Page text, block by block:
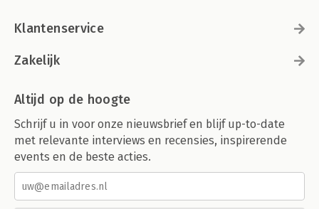
Klantenservice
Zakelijk
Altijd op de hoogte
Schrijf u in voor onze nieuwsbrief en blijf up-to-date
met relevante interviews en recensies, inspirerende
events en de beste acties.